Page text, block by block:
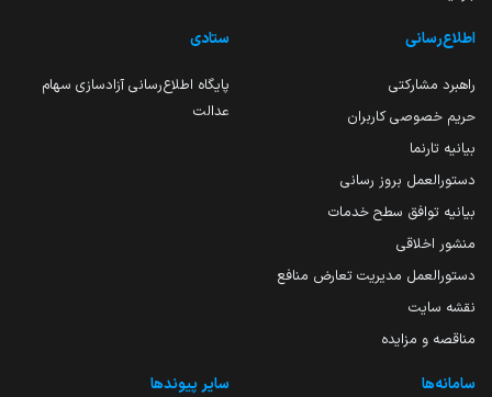
اطلاع‌رسانی
راهبرد مشارکتی
حریم خصوصی کاربران
بیانیه تارنما
دستورالعمل بروز رسانی
بیانیه توافق سطح خدمات
منشور اخلاقی
دستورالعمل مدیریت تعارض منافع
نقشه سایت
مناقصه و مزایده
ستادی
پایگاه اطلاع‌رسانی آزادسازی سهام
عدالت
سامانه‌ها سایر پیوندها